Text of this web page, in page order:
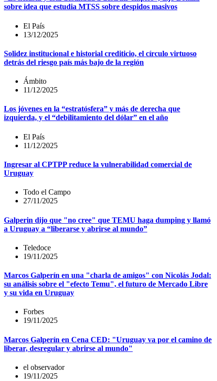
sobre idea que estudia MTSS sobre despidos masivos
El País
13/12/2025
Solidez institucional e historial crediticio, el círculo virtuoso
detrás del riesgo país más bajo de la región
Ámbito
11/12/2025
Los jóvenes en la “estratósfera” y más de derecha que
izquierda, y el “debilitamiento del dólar” en el año
El País
11/12/2025
Ingresar al CPTPP reduce la vulnerabilidad comercial de
Uruguay
Todo el Campo
27/11/2025
Galperin dijo que "no cree" que TEMU haga dumping y llamó
a Uruguay a “liberarse y abrirse al mundo”
Teledoce
19/11/2025
Marcos Galperín en una "charla de amigos" con Nicolás Jodal:
su análisis sobre el "efecto Temu", el futuro de Mercado Libre
y su vida en Uruguay
Forbes
19/11/2025
Marcos Galperín en Cena CED: "Uruguay va por el camino de
liberar, desregular y abrirse al mundo"
el observador
19/11/2025